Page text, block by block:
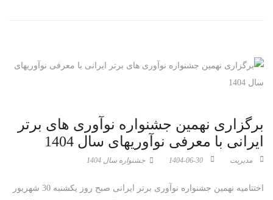
برگزاری نهمین جشنواره نوآوری های برتر
ایرانی با معرفی نوآوریهای سال 1404
مدیریت جشنواره سال 1404
اختتامیه نهمین جشنواره نوآوری برتر ایرانی صبح روز یکشنبه 30 شهریور